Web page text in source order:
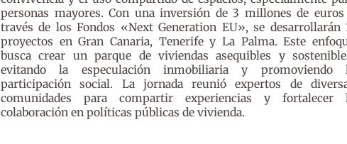
personas mayores. Con una inversión de 3 millones de euros
través de los Fondos «Next Generation EU», se desarrollarán
proyectos en Gran Canaria, Tenerife y La Palma. Este
busca crear un parque de viviendas asequibles y
evitando la especulación inmobiliaria y promoviendo
participación social. La jornada reunió expertos de
comunidades para compartir experiencias y fortalecer
colaboración en políticas públicas de vivienda.